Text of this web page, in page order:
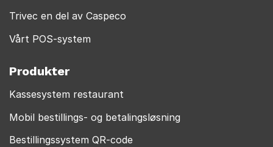
Trivec en del av Caspeco
Vårt POS-system
Produkter
Kassesystem restaurant
Mobil bestillings- og betalingsløsning
Bestillingssystem QR-code